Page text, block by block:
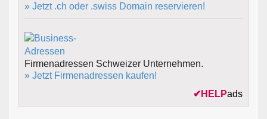
» Jetzt .ch oder .swiss Domain reservieren!
Firmenadressen Schweizer Unternehmen.
» Jetzt Firmenadressen kaufen!
✔ HELPads